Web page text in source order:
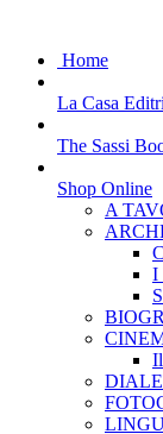
Home
La Casa
The Sassi
Shop Online
A
I